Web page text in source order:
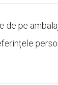
de pe